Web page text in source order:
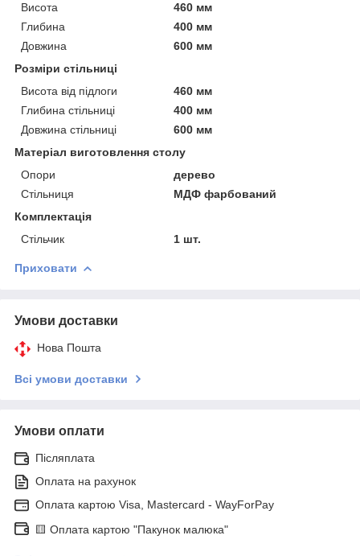
Висота
460 мм
Глибина
400 мм
Довжина
600 мм
Розміри стільниці
Висота від підлоги
460 мм
Глибина стільниці
400 мм
Довжина стільниці
600 мм
Матеріал виготовлення столу
Опори
дерево
Стільниця
МДФ фарбований
Комплектація
Стільчик
1 шт.
Приховати
Умови доставки
Нова Пошта
Всі умови доставки
Умови оплати
Післяплата
Оплата на рахунок
Оплата картою Visa, Mastercard - WayForPay
🟨 Оплата картою "Пакунок малюка"